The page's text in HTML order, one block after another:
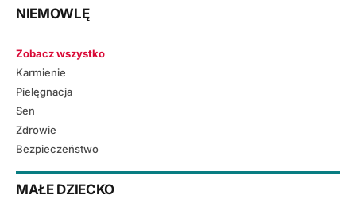
NIEMOWLĘ
Zobacz wszystko
Karmienie
Pielęgnacja
Sen
Zdrowie
Bezpieczeństwo
MAŁE DZIECKO